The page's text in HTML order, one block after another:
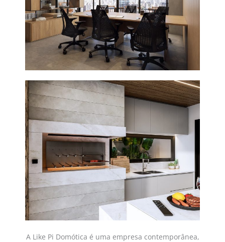
A Like Pi Domótica é uma empresa contemporânea,